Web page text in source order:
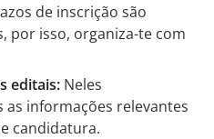
de inscrição são
por isso, organiza-te com
editais: Neles
informações relevantes
candidatura.